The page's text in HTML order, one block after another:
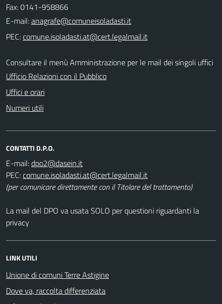
Fax: 0141-958866
E-mail:
PEC:
Consultare il menù Amministrazione per le mail dei singoli uffici
Ufficio Relazioni con il Pubblico
Uffici e orari
Numeri utili
CONTATTI D.P.O.
E-mail:
PEC:
(per comunicare direttamente con il Titolare del trattamento)
La mail del DPO va usata SOLO per questioni riguardanti la
privacy
LINK UTILI
Unione di comuni Terre Astigine
Dove va, raccolta differenziata